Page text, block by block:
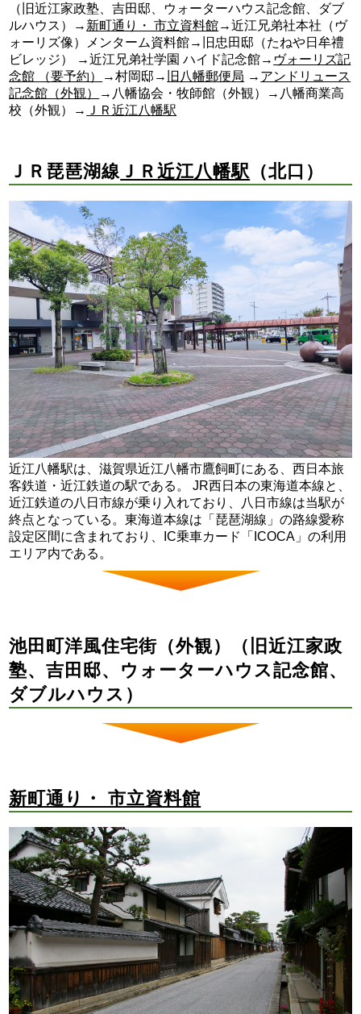
（旧近江家政塾、吉田邸、ウォーターハウス記念館、ダブ
ルハウス）→ 新町通り・ 市立資料館→近江兄弟社本社（ヴ
ォーリズ像）メンターム資料館→旧忠田邸（たねや日牟禮
ビレッジ） →近江兄弟社学園 ハイド記念館→ ヴォーリズ記
念館 （要予約）
→村岡邸→ 旧八幡郵便局 → アンドリュース
記念館（外観）
→八幡協会・牧師館（外観）→八幡商業高
校（外観）→
ＪＲ近江八幡駅
ＪＲ琵琶湖線 ＪＲ近江八幡駅 （北口）
近江八幡駅は、滋賀県近江八幡市鷹飼町にある、西日本旅
客鉄道・近江鉄道の駅である。 JR西日本の東海道本線と、
近江鉄道の八日市線が乗り入れており、八日市線は当駅が
終点となっている。東海道本線は「琵琶湖線」の路線愛称
設定区間に含まれており、IC乗車カード「ICOCA」の利用
エリア内である。
池田町洋風住宅街（外観）（旧近江家政
塾、吉田邸、ウォーターハウス記念館、
ダブルハウス）
新町通り・ 市立資料館